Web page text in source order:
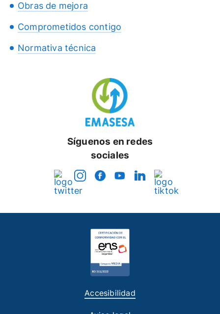
Obras de mejora
Comprometidos contigo
Normativa técnica
Síguenos en redes
sociales
Accesibilidad